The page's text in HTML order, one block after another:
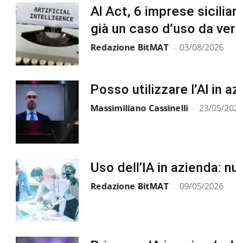
AI Act, 6 imprese
già un caso d’uso da
Redazione BitMAT - 03/08/2026
Posso utilizzare l’AI in
Massimiliano Cassinelli - 23/05/
Uso dell’IA in azienda:
Redazione BitMAT - 09/05/2026